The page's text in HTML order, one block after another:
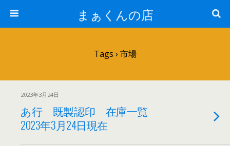
まぁくんの店
Tags › 市場
2023年3月24日
あ行 既製認印 在庫一覧
2023年3月24日現在